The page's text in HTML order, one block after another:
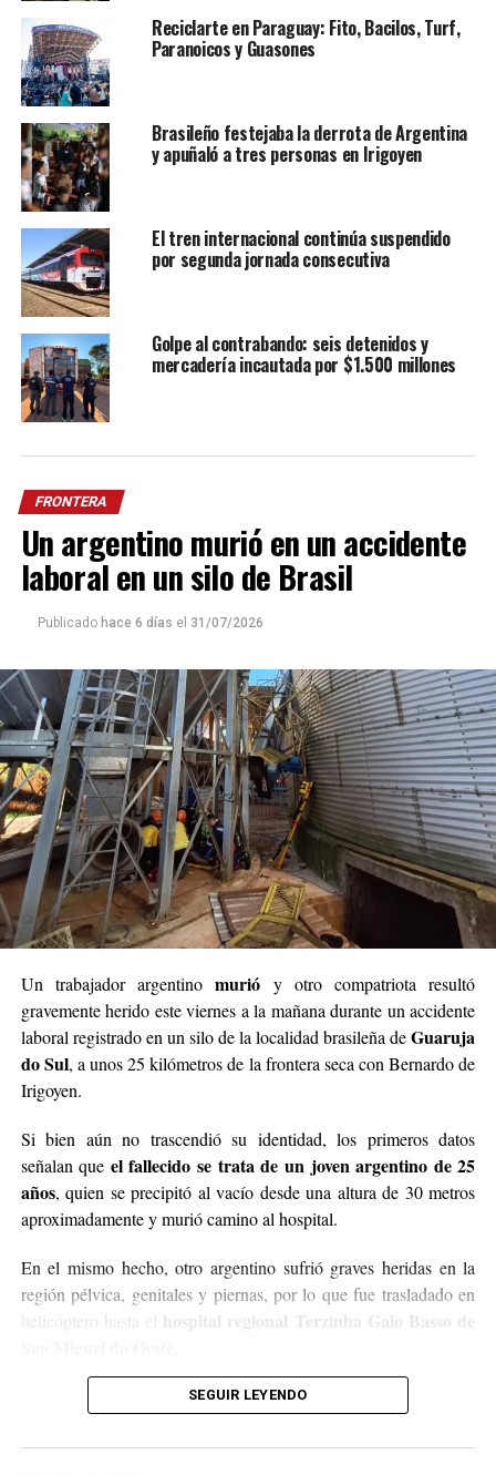
Reciclarte en Paraguay: Fito, Bacilos, Turf,
Paranoicos y Guasones
Brasileño festejaba la derrota de Argentina
y apuñaló a tres personas en Irigoyen
El tren internacional continúa suspendido
por segunda jornada consecutiva
Golpe al contrabando: seis detenidos y
mercadería incautada por $1.500 millones
FRONTERA
Un argentino murió en un accidente
laboral en un silo de Brasil
Publicado hace 6 días el 31/07/2026
Un trabajador argentinomurió y otro compatriota resultó
gravemente herido este viernes a la mañana durante un accidente
laboral registrado en un silo de la localidad brasileña deGuaruja
do Sul, a unos 25 kilómetros de la frontera seca con Bernardo de
Irigoyen.
Si bien aún no trascendió su identidad, los primeros datos
señalan que el fallecido se trata de un joven argentino de 25
años, quien se precipitó al vacío desde una altura de 30 metros
aproximadamente y murió camino al hospital.
En el mismo hecho, otro argentino sufrió graves heridas en la
región pélvica, genitales y piernas, por lo que fue trasladado en
helicóptero hasta el hospital regional Terzinha Gaio Basso de
En el lugar trabajaron efectivos de Bomberos y de la Policía
determinar en qué circunstancias se produjo el trágico accidente.
SEGUIR LEYENDO